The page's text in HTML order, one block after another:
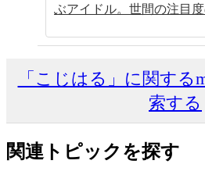
ぶアイドル。世間の注目
「こじはる」に関す
索する
関連トピックを探す